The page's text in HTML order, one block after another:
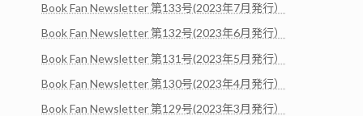
Book Fan Newsletter 第133号(2023年7月発行）
Book Fan Newsletter 第132号(2023年6月発行）
Book Fan Newsletter 第131号(2023年5月発行）
Book Fan Newsletter 第130号(2023年4月発行）
Book Fan Newsletter 第129号(2023年3月発行）